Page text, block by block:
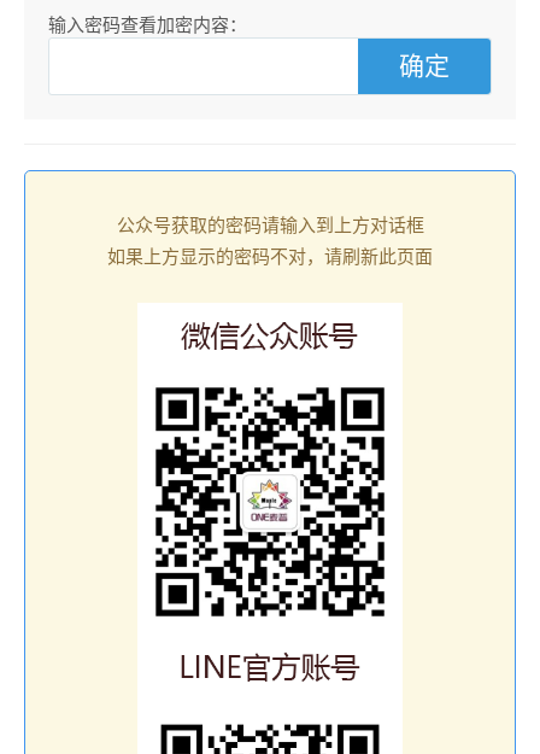
输入密码查看加密内容：
公众号获取的密码请输入到上方对话框
如果上方显示的密码不对，请刷新此页面